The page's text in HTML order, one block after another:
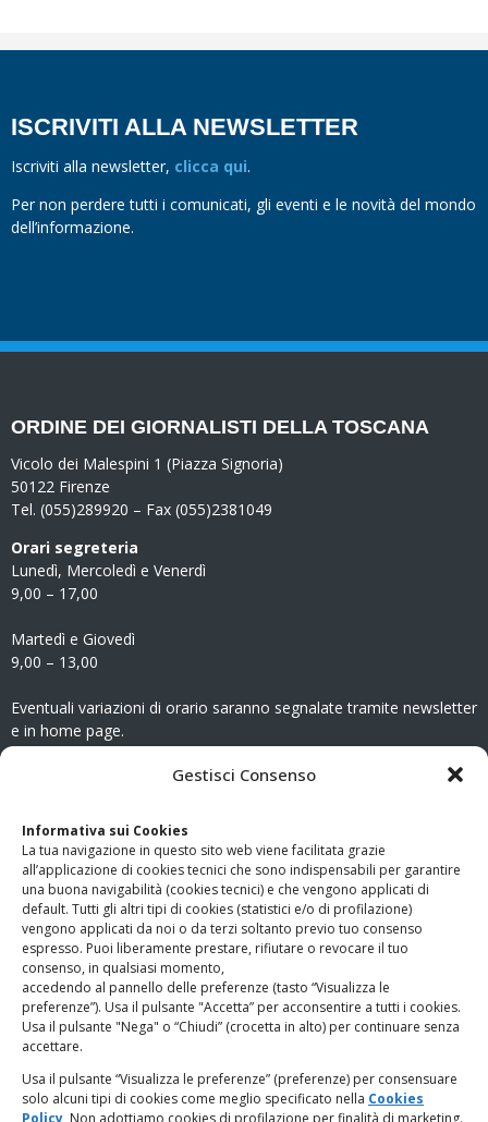
Gestisci Consenso
Informativa sui Cookies
La tua navigazione in questo sito web viene facilitata grazie
all’applicazione di cookies tecnici che sono indispensabili per garantire
una buona navigabilità (cookies tecnici) e che vengono applicati di
default. Tutti gli altri tipi di cookies (statistici e/o di profilazione)
vengono applicati da noi o da terzi soltanto previo tuo consenso
espresso. Puoi liberamente prestare, rifiutare o revocare il tuo
consenso, in qualsiasi momento,
accedendo al pannello delle preferenze (tasto “Visualizza le
preferenze”). Usa il pulsante "Accetta” per acconsentire a tutti i cookies.
Usa il pulsante "Nega" o “Chiudi” (crocetta in alto) per continuare senza
accettare.
Usa il pulsante “Visualizza le preferenze” (preferenze) per consensuare
solo alcuni tipi di cookies come meglio specificato nella Cookies
Policy Non adottiamo cookies di profilazione per finalità di marketing.
ISCRIVITI ALLA NEWSLETTER
Iscriviti alla newsletter, clicca qui.
Per non perdere tutti i comunicati, gli eventi e le novità del mondo
dell’informazione.
ORDINE DEI GIORNALISTI DELLA TOSCANA
Vicolo dei Malespini 1 (Piazza Signoria)
50122 Firenze
Tel. (055)289920 – Fax (055)2381049
Orari segreteria
Lunedì, Mercoledì e Venerdì
9,00 – 17,00
Martedì e Giovedì
9,00 – 13,00
Eventuali variazioni di orario saranno segnalate tramite newsletter
e in home page.
www.odg.toscana.it – testata registrata presso il Tribunale di
Firenze al nr. 5208 dell’ 08.10.2002. Direttore responsabile:
Giampaolo Marchini – C.F. 80005790482
LINK UTILI
PagoPA
Privacy Policy
Regolamento categorie particolari di dati personali e dati